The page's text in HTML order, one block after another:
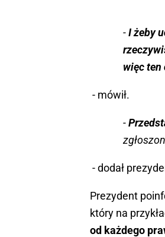
-I żeby
więc ten
- mówił.
-
- dodał
Prezydent
który na
od każdego